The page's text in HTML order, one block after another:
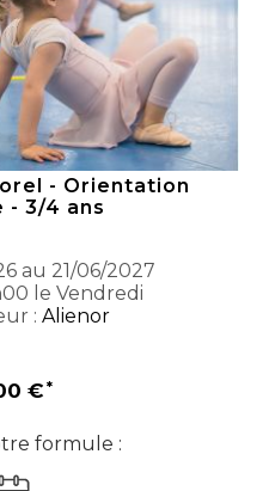
- Orientation
- 3/4 ans
au 21/06/2027
le Vendredi
: Alienor
€
formule :